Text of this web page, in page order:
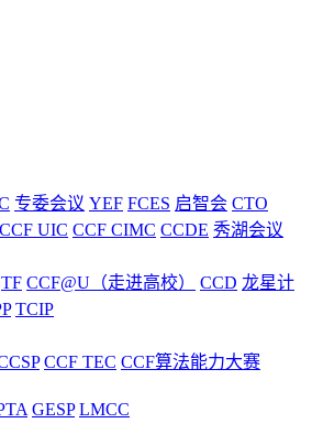
专委会议 YEF FCES 启智会 CTO
CCF UIC CCF CIMC CCDE 秀湖会议
TF CCF@U（走进高校） CCD 龙星计
TCIP
CCF TEC CCF算法能力大赛
GESP LMCC